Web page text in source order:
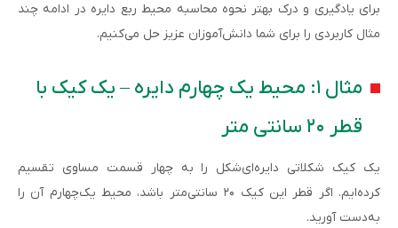
برای یادگیری و درک بهتر نحوه محاسبه محیط ربع دایره در ادامه چند
مثال کاربردی را برای شما دانش‌آموزان عزیز حل می‌کنیم.
مثال ۱: محیط یک چهارم دایره – یک کیک با
قطر ۲۰ سانتی متر
یک کیک شکلاتی دایره‌ای‌شکل را به چهار قسمت مساوی تقسیم
کرده‌ایم. اگر قطر این کیک ۲۰ سانتی‌متر باشد، محیط یک‌چهارم آن را
به‌دست آورید.